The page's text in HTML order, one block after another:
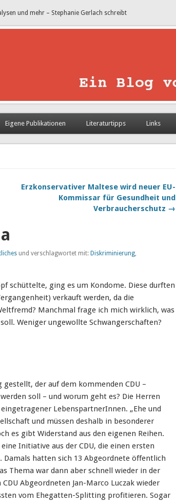
und mehr – Stephanie Gerlach schreibt
Eigene Publikationen Literaturtipps Links
Erzkonservativer Maltese wird neuer EU-
Kommissar für Gesundheit und
Verbraucherschutz →
und verschlagwortet mit: Diskriminierung,
schüttelte, ging es um Kondome. Diese durften
verkauft werden, da die
Manchmal frage ich mich wirklich, was
Weniger ungewollte Schwangerschaften?
gestellt, der auf dem kommenden CDU –
soll – und worum geht es? Die Herren
LebenspartnerInnen. „Ehe und
und müssen deshalb in besonderer
es gibt Widerstand aus den eigenen Reihen.
Initiative aus der CDU, die einen ersten
hatten sich 13 Abgeordnete öffentlich
Thema war dann aber schnell wieder in der
Abgeordneten Jan-Marco Luczak wieder
vom Ehegatten-Splitting profitieren. Sogar